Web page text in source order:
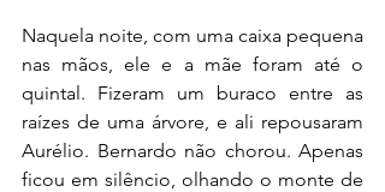
Naquela noite, com uma caixa pequena
nas mãos, ele e a mãe foram até o
quintal. Fizeram um buraco entre as
raízes de uma árvore, e ali repousaram
Aurélio. Bernardo não chorou. Apenas
ficou em silêncio, olhando o monte de